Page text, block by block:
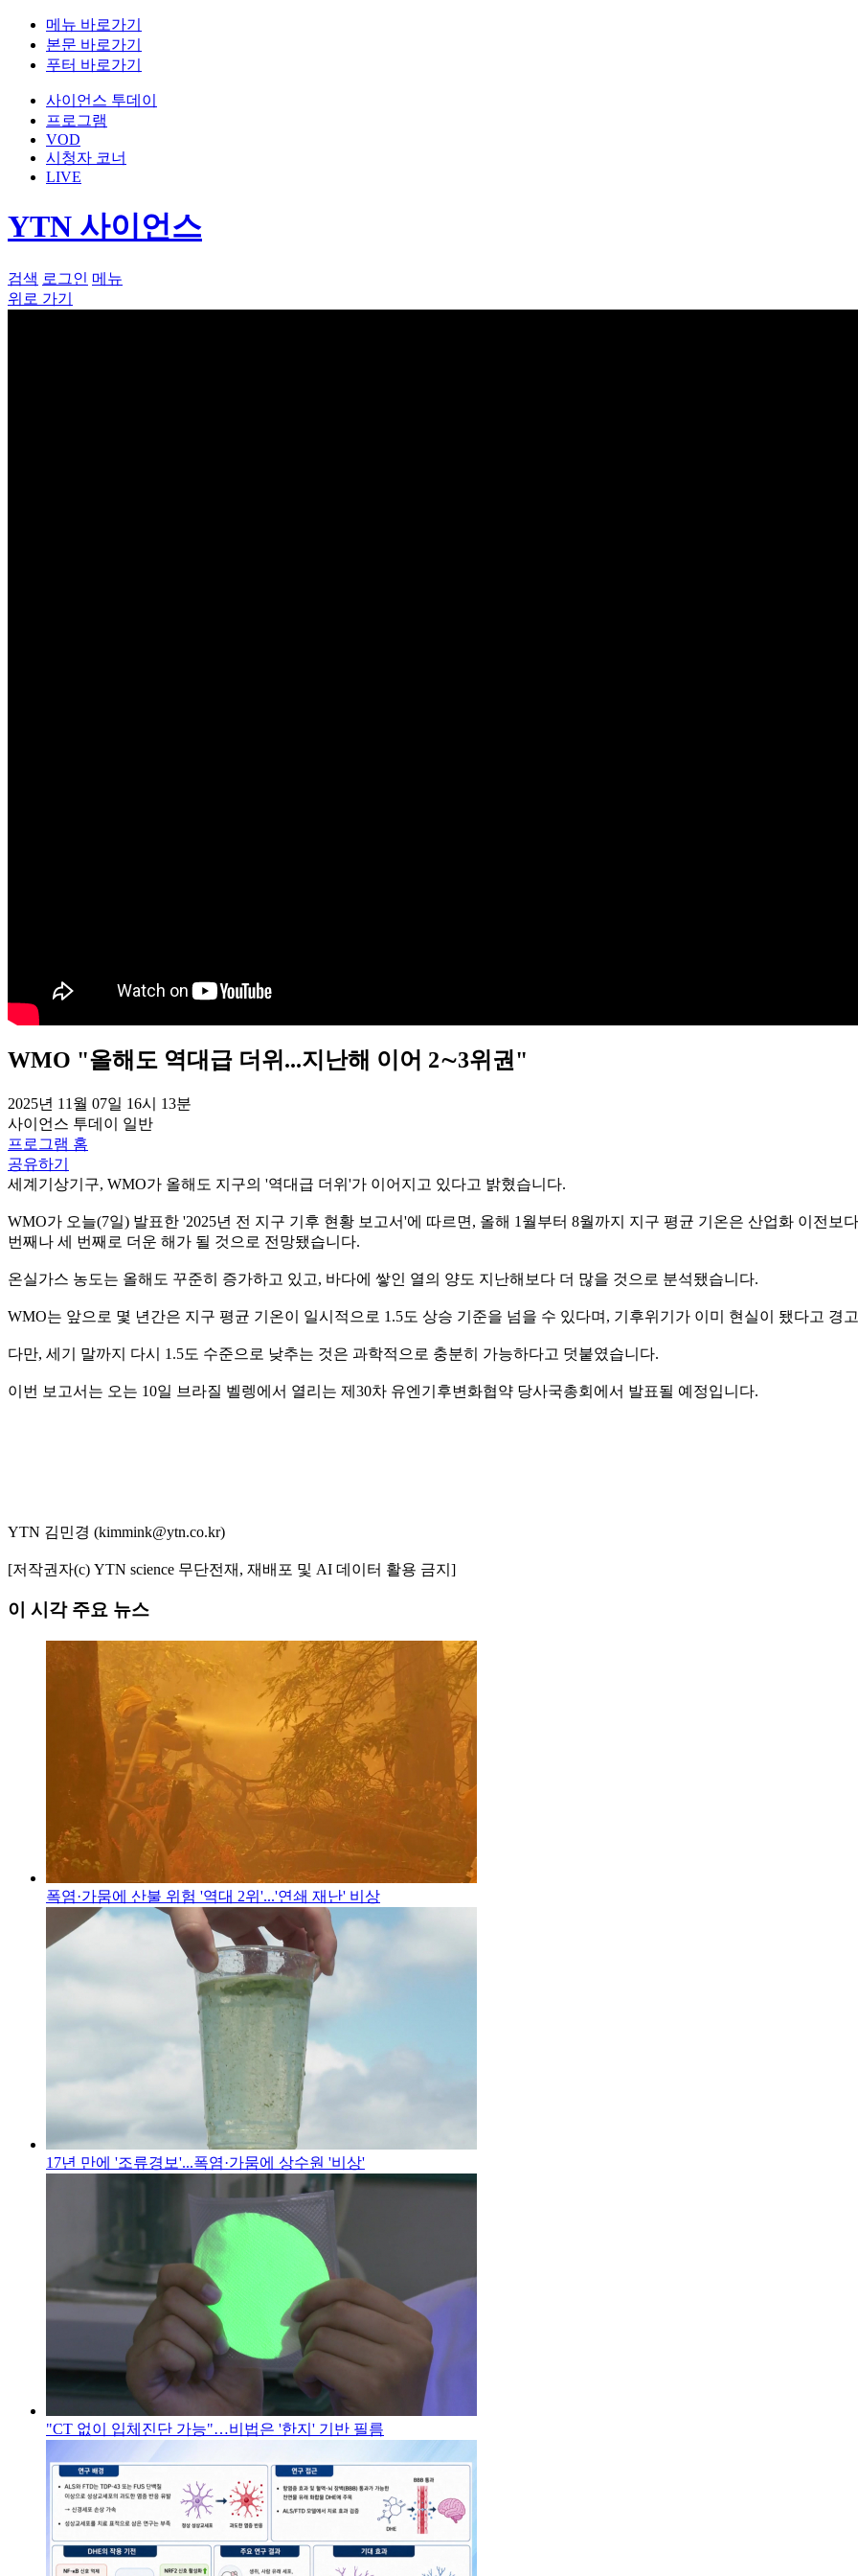
메뉴 바로가기
본문 바로가기
푸터 바로가기
사이언스 투데이
프로그램
VOD
시청자 코너
LIVE
YTN 사이언스
검색 로그인 메뉴
위로 가기
WMO "올해도 역대급 더위...지난해 이어 2∼3위권"
2025년 11월 07일 16시 13분
사이언스 투데이
일반
프로그램 홈
공유하기
세계기상기구, WMO가 올해도 지구의 '역대급 더위'가 이어지고 있다고 밝혔습니다.
WMO가 오늘(7일) 발표한 '2025년 전 지구 기후 현황 보고서'에 따르면, 올해 1월부터 8월까지 지구 평균 기온은 산업화 이전보
번째나 세 번째로 더운 해가 될 것으로 전망됐습니다.
온실가스 농도는 올해도 꾸준히 증가하고 있고, 바다에 쌓인 열의 양도 지난해보다 더 많을 것으로 분석됐습니다.
WMO는 앞으로 몇 년간은 지구 평균 기온이 일시적으로 1.5도 상승 기준을 넘을 수 있다며, 기후위기가 이미 현실이 됐다고 경
다만, 세기 말까지 다시 1.5도 수준으로 낮추는 것은 과학적으로 충분히 가능하다고 덧붙였습니다.
이번 보고서는 오는 10일 브라질 벨렝에서 열리는 제30차 유엔기후변화협약 당사국총회에서 발표될 예정입니다.
YTN 김민경 (kimmink@ytn.co.kr)
[저작권자(c) YTN science 무단전재, 재배포 및 AI 데이터 활용 금지]
이 시각 주요 뉴스
폭염·가뭄에 산불 위험 '역대 2위'...'연쇄 재난' 비상
17년 만에 '조류경보'...폭염·가뭄에 상수원 '비상'
"CT 없이 입체진단 가능"…비법은 '한지' 기반 필름